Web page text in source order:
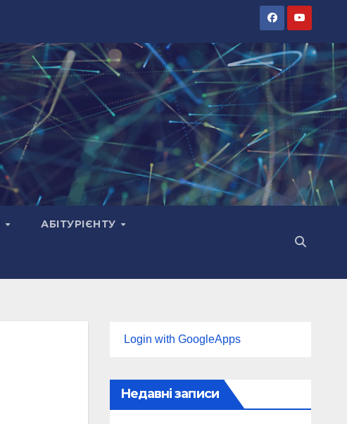
АБІТУРІЄНТУ
Login with GoogleApps
Недавні записи